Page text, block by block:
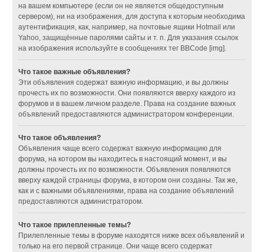
на вашем компьютере (если он не является общедоступным
сервером), ни на изображения, для доступа к которым необходима
аутентификация, как, например, на почтовые ящики Hotmail или
Yahoo, защищённые паролями сайты и т. п. Для указания ссылок
на изображения используйте в сообщениях тег BBCode [img].
Что такое важные объявления?
Эти объявления содержат важную информацию, и вы должны
прочесть их по возможности. Они появляются вверху каждого из
форумов и в вашем личном разделе. Права на создание важных
объявлений предоставляются администратором конференции.
Что такое объявления?
Объявления чаще всего содержат важную информацию для
форума, на котором вы находитесь в настоящий момент, и вы
должны прочесть их по возможности. Объявления появляются
вверху каждой страницы форума, в котором они созданы. Так же,
как и с важными объявлениями, права на создание объявлений
предоставляются администратором.
Что такое прилепленные темы?
Прилепленные темы в форуме находятся ниже всех объявлений и
только на его первой странице. Они чаще всего содержат